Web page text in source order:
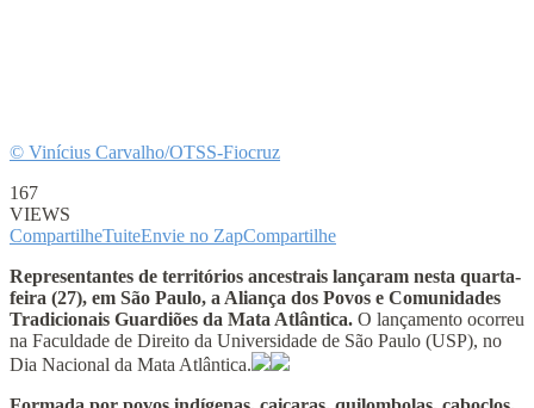
© Vinícius Carvalho/OTSS-Fiocruz
167
VIEWS
CompartilheTuiteEnvie no ZapCompartilhe
Representantes de territórios ancestrais lançaram nesta quarta-
feira (27), em São Paulo, a Aliança dos Povos e Comunidades
Tradicionais Guardiões da Mata Atlântica. O lançamento ocorreu
na Faculdade de Direito da Universidade de São Paulo (USP), no
Dia Nacional da Mata Atlântica.